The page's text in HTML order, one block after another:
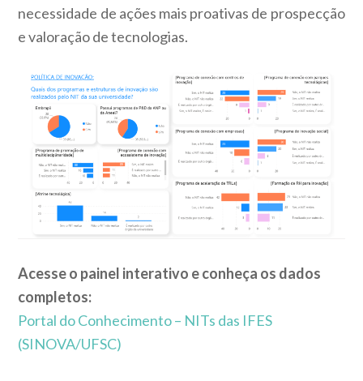
necessidade de ações mais proativas de prospecção
e valoração de tecnologias.
Acesse o painel interativo e conheça os dados
completos:
Portal do Conhecimento – NITs das IFES
(SINOVA/UFSC)